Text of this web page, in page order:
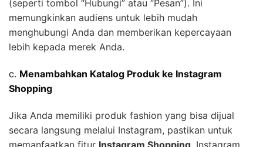
(seperti tombol “Hubungi” atau “Pesan”). Ini
memungkinkan audiens untuk lebih mudah
menghubungi Anda dan memberikan kepercayaan
lebih kepada merek Anda.
c. Menambahkan Katalog Produk ke Instagram
Shopping
Jika Anda memiliki produk fashion yang bisa dijual
secara langsung melalui Instagram, pastikan untuk